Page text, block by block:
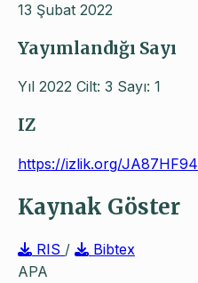
13 Şubat 2022
Yayımlandığı Sayı
Yıl 2022 Cilt: 3 Sayı: 1
IZ
https://izlik.org/
Kaynak Göster
RIS /
Bibtex
APA